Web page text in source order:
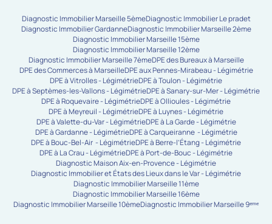
Diagnostic Immobilier Marseille 5èmeDiagnostic Immobilier Le pradet
Diagnostic Immobilier GardanneDiagnostic Immobilier Marseille 2ème
Diagnostic Immobilier Marseille 15ème
Diagnostic Immobilier Marseille 12ème
Diagnostic Immobilier Marseille 7èmeDPE des Bureaux à Marseille
DPE des Commerces à MarseilleDPE aux Pennes-Mirabeau - Légimétrie
DPE à Vitrolles - LégimétrieDPE à Toulon - Légimétrie
DPE à Septèmes-les-Vallons - LégimétrieDPE à Sanary-sur-Mer - Légimétrie
DPE à Roquevaire - LégimétrieDPE à Ollioules - Légimétrie
DPE à Meyreuil - LégimétrieDPE à Luynes - Légimétrie
DPE à Valette-du-Var - LégimétrieDPE à La Garde - Légimétrie
DPE à Gardanne - LégimétrieDPE à Carqueiranne - Légimétrie
DPE à Bouc-Bel-Air - LégimétrieDPE à Berre-l’Étang - Légimétrie
DPE à La Crau - LégimétrieDPE à Port-de-Bouc - Légimétrie
Diagnostic Maison Aix-en-Provence - Légimétrie
Diagnostic Immobilier et États des Lieux dans le Var - Légimétrie
Diagnostic Immobilier Marseille 11ème
Diagnostic Immobilier Marseille 16ème
Diagnostic Immobilier Marseille 10èmeDiagnostic Immobilier Marseille 9ᵉᵐᵉ